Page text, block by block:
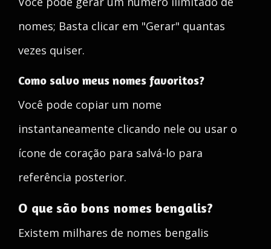
nomes; Basta clicar em "Gerar" quantas
vezes quiser.
Como salvo meus nomes favoritos?
Você pode copiar um nome
instantaneamente clicando nele ou usar o
ícone de coração para salvá-lo para
referência posterior.
O que são bons nomes bengalis?
Existem milhares de nomes bengalis